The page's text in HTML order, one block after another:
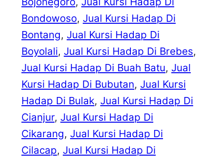
Bondowoso, Jual Kursi Hadap Di
Bontang, Jual Kursi Hadap Di
Boyolali, Jual Kursi Hadap Di Brebes
Jual Kursi Hadap Di Buah Batu, Jual
Kursi Hadap Di Bubutan, Jual Kursi
Hadap Di Bulak, Jual Kursi Hadap Di
Cianjur, Jual Kursi Hadap Di
Cikarang, Jual Kursi Hadap Di
Cilacap, Jual Kursi Hadap Di